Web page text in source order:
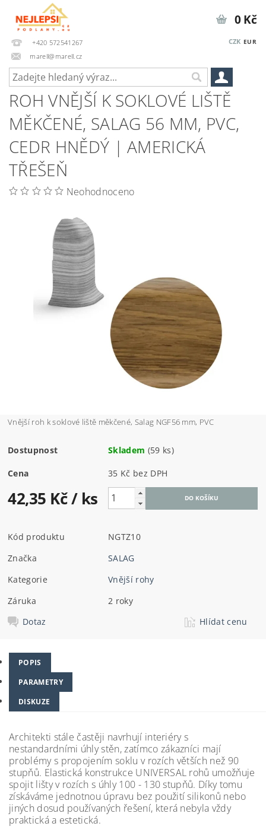
+420 572541267
marell@marell.cz
CZK EUR
0 Kč
ROH VNĚJŠÍ K SOKLOVÉ LIŠTĚ
MĚKČENÉ, SALAG 56 MM, PVC,
CEDR HNĚDÝ | AMERICKÁ
TŘEŠEŇ
Neohodnoceno
Vnější roh k soklové liště měkčené, Salag NGF56 mm, PVC
Dostupnost Skladem (59 ks)
Cena 35 Kč bez DPH
42,35 Kč/ ks
Kód produktu
NGTZ10
Značka
SALAG
Kategorie
Vnější rohy
Záruka
2 roky
Dotaz
Hlídat cenu
POPIS
PARAMETRY
DISKUZE
Architekti stále častěji navrhují interiéry s
nestandardními úhly stěn, zatímco zákazníci mají
problémy s propojením soklu v rozích větších než 90
stupňů. Elastická konstrukce UNIVERSAL rohů umožňuje
spojit lišty v rozích s úhly 100 - 130 stupňů. Díky tomu
získáváme jednotnou úpravu bez použití silikonů nebo
jiných dosud používaných řešení, která nebyla vždy
praktická a estetická.